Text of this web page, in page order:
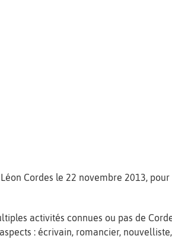
Cordes le 22 novembre 2013,
activités connues ou pas de
: écrivain, romancier,